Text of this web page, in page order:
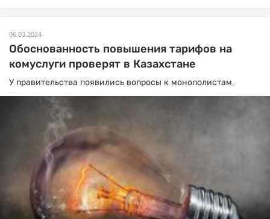
06.03.2024
Обоснованность повышения тарифов на
комуслуги проверят в Казахстане
У правительства появились вопросы к монополистам.